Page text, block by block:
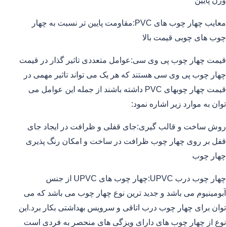
معایب چهار چوب های PVC:مقاومت پایین تر نسبت به چهار
چوب های چوبی قیمت بالا
قیمت چهار چوب پی وی سی:عوامل متعددی تاثیر گذار در قیمت
چهار چوب پی وی سی هستند که هر یک می تواند تاثیر مهمی در
قیمت چهار چوبهای PVC داشته باشند از جمله این عوامل می
توان به موارد زیر اشاره نمود:
روش ساخت و قالب گیری:جای قفلی و ظرافت در ایجاد جای
قفل بر روی چهار چوب ظرافت در ساخت و امکان رنگ پذیری
چهار چوب
چهار چوب درب UPVC:چهار چوب های UPVC از جنس
آبومینیوم می باشد و جدید ترین نوع چهار چوب می باشد که می
توان برای چهار چوب درب اتاقی و سرویس بهداشتی بکار برد.این
نوع از چهار چوب های دارای ویزگی های منحصر به فردی است